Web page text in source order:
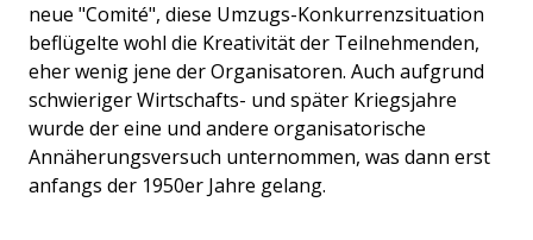
neue "Comité", diese Umzugs-Konkurrenzsituation
beflügelte wohl die Kreativität der Teilnehmenden,
eher wenig jene der Organisatoren. Auch aufgrund
schwieriger Wirtschafts- und später Kriegsjahre
wurde der eine und andere organisatorische
Annäherungsversuch unternommen, was dann erst
anfangs der 1950er Jahre gelang.